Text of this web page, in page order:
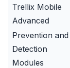
Trellix Mobile
Advanced
Prevention and
Detection
Modules